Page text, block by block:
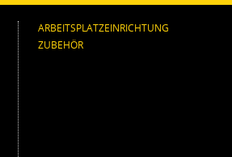
ARBEITSPLATZEINRICHTUNG
ZUBEHÖR